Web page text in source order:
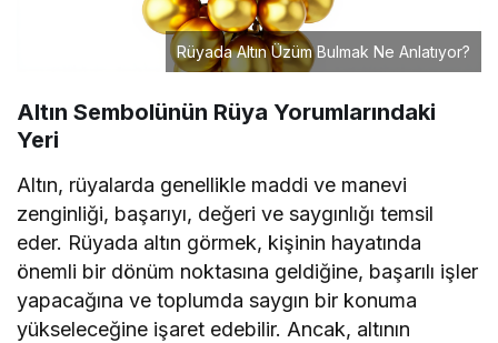
Rüyada Altın Üzüm Bulmak Ne Anlatıyor?
Altın Sembolünün Rüya Yorumlarındaki
Yeri
Altın, rüyalarda genellikle maddi ve manevi
zenginliği, başarıyı, değeri ve saygınlığı temsil
eder. Rüyada altın görmek, kişinin hayatında
önemli bir dönüm noktasına geldiğine, başarılı işler
yapacağına ve toplumda saygın bir konuma
yükseleceğine işaret edebilir. Ancak, altının